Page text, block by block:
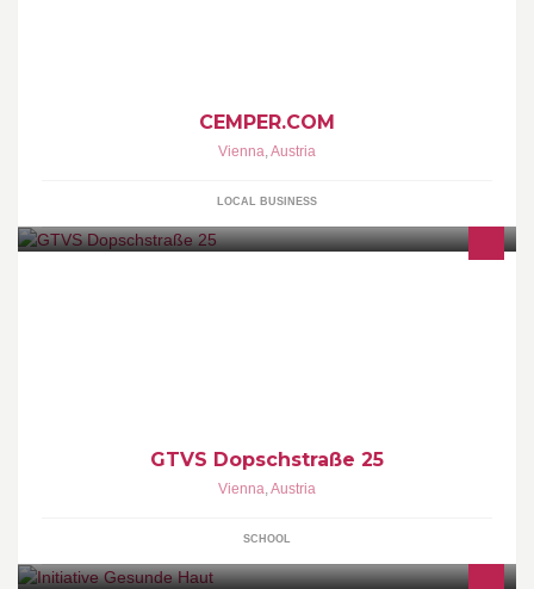
CEMPER.COM
Vienna,Austria
LOCAL BUSINESS
GTVS Dopschstraße 25
Vienna,Austria
SCHOOL